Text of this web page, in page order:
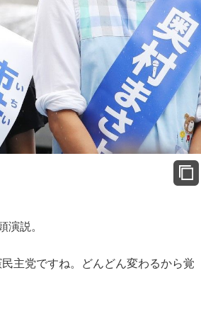
説。
主党ですね。どんどん変わるから覚